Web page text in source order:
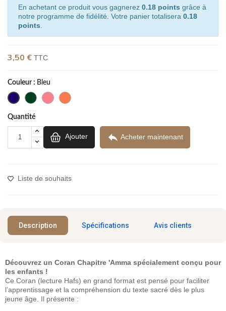
En achetant ce produit vous gagnerez 0.18 points grâce à
notre programme de fidélité. Votre panier totalisera 0.18
points
3,50 € TTC
Couleur : Bleu
Quantité
Ajouter  Acheter maintenant
Liste de souhaits
Description Spécifications Avis clients
Découvrez un Coran Chapitre 'Amma spécialement conçu pour
les enfants !
Ce Coran (lecture Hafs) en grand format est pensé pour faciliter
l’apprentissage et la compréhension du texte sacré dès le plus
jeune âge. Il présente :